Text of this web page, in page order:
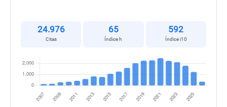
24.976
Citas
65
Índice h
592
Índice i10